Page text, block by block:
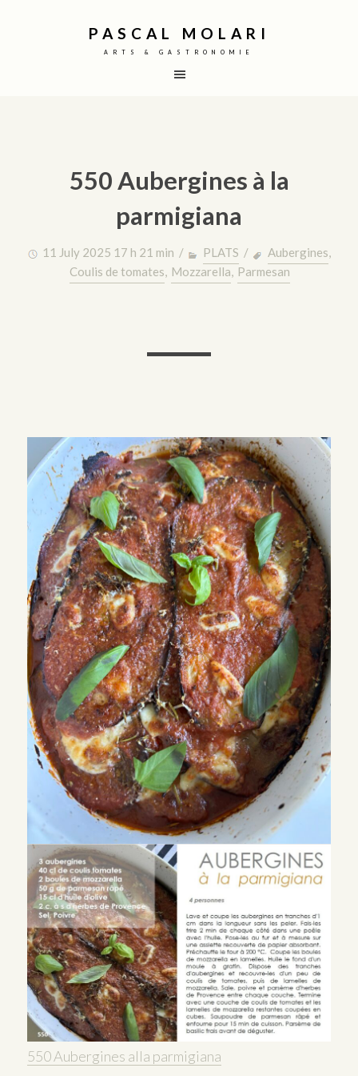
PASCAL MOLARI
ARTS & GASTRONOMIE
550 Aubergines à la
parmigiana
11 July 2025 17 h 21 min / PLATS / Aubergines,
Coulis de tomates, Mozzarella, Parmesan
550 Aubergines alla parmigiana